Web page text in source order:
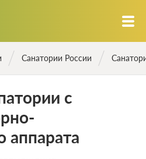
Санатории России
с
аппарата